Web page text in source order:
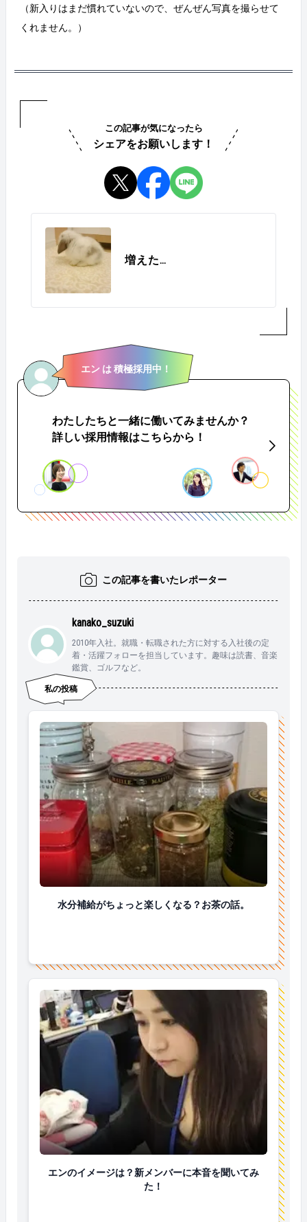
（新入りはまだ慣れていないので、ぜんぜん写真を撮らせて
くれません。）
この記事が気になったら
シェアをお願いします！
増えた…
エン は 積極採用中！
わたしたちと一緒に働いてみませんか？
詳しい採用情報はこちらから！
この記事を書いたレポーター
kanako_suzuki
2010年入社。就職・転職された方に対する入社後の定
着・活躍フォローを担当しています。趣味は読書、音楽
鑑賞、ゴルフなど。
私の投稿
水分補給がちょっと楽しくなる？お茶の話。
エンのイメージは？新メンバーに本音を聞いてみた！
エンのイメージは？新メンバーに本音を聞いてみ
た！